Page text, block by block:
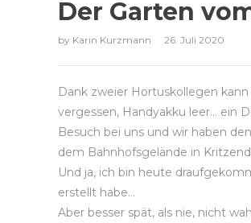
Der Garten
by Karin Kurzmann 26. Juli 2020
Dank zweier Hortuskollegen
vergessen, Handyakku leer… ein
Besuch bei uns und wir haben
dem Bahnhofsgelände in
Und ja, ich bin heute
erstellt habe…
Aber besser spät, als nie, nicht